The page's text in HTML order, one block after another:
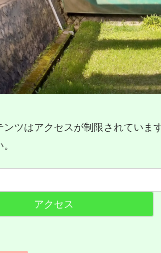
ンツはアクセスが制限されていま